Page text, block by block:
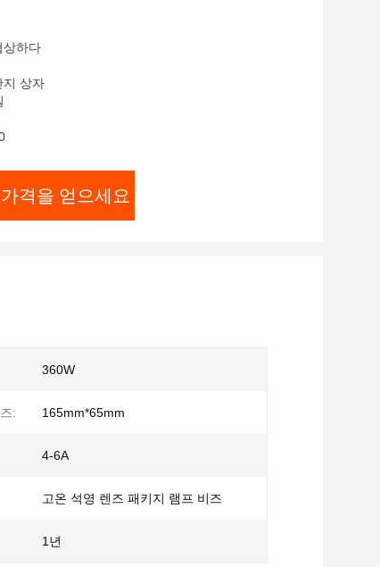
상하다
지 상자
격을 얻으세요
360W
: 165mm*65mm
4-6A
고온 석영 렌즈 패키지 램프 비즈
1년